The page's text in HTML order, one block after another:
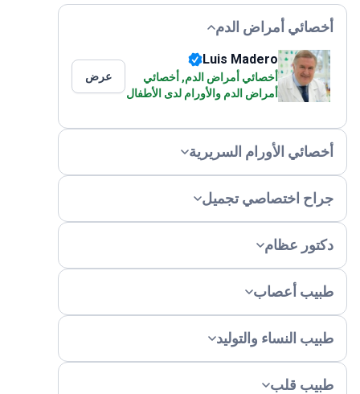
أخصائي أمراض الدم
Luis Madero
أخصائي أمراض الدم, أخصائي
أمراض الدم والأورام لدى الأطفال
عرض
أخصائي الأورام السريرية
جراح اختصاصي تجميل
دكتور عظام
طبيب أعصاب
طبيب النساء والتوليد
طبيب قلب